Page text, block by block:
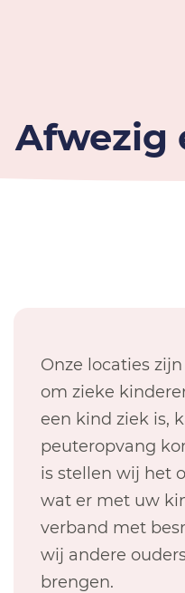
Afwezig
Onze locaties
om zieke
een kind ziek is,
peuteropvang
is stellen wij het
wat er met uw
verband met
wij andere
brengen.